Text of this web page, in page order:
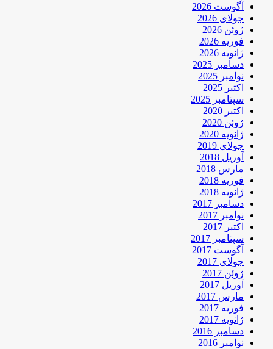
آگوست 2026
جولای 2026
ژوئن 2026
فوریه 2026
ژانویه 2026
دسامبر 2025
نوامبر 2025
اکتبر 2025
سپتامبر 2025
اکتبر 2020
ژوئن 2020
ژانویه 2020
جولای 2019
آوریل 2018
مارس 2018
فوریه 2018
ژانویه 2018
دسامبر 2017
نوامبر 2017
اکتبر 2017
سپتامبر 2017
آگوست 2017
جولای 2017
ژوئن 2017
آوریل 2017
مارس 2017
فوریه 2017
ژانویه 2017
دسامبر 2016
نوامبر 2016